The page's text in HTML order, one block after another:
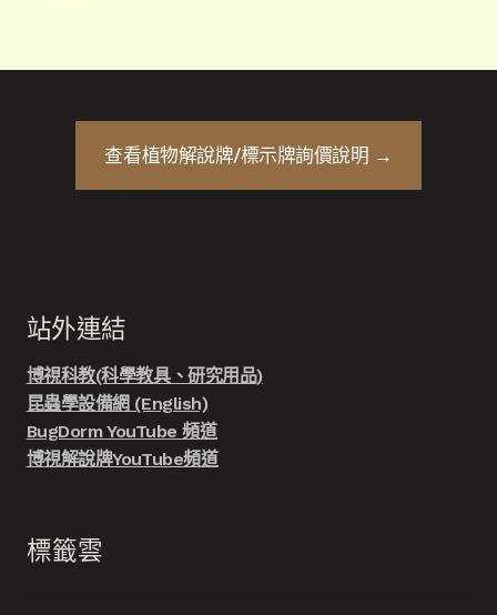
查看植物解說牌/標示牌詢價說明 →
站外連結
博視科教(科學教具、研究用品)
昆蟲學設備網 (English)
BugDorm YouTube 頻道
博視解說牌YouTube頻道
標籤雲